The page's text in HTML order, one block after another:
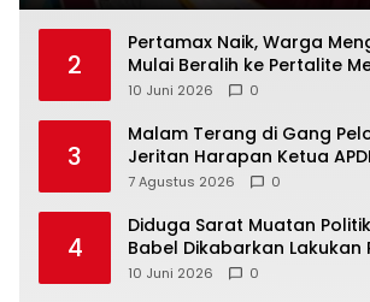
2
‎Pertamax Naik, Warga
Mulai Beralih ke Pertalite
10 Juni 2026 0
3
Malam Terang di Gang
Jeritan Harapan Ketua
Tengah untuk PLN Babel
7 Agustus 2026 0
4
‎Diduga Sarat Muatan
Babel Dikabarkan Lakukan
10 Juni 2026 0